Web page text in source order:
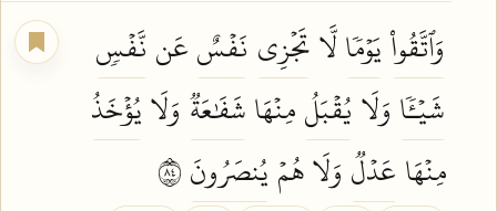
وَٱتَّقُواْ يَوۡمٗالَّاتَجۡزِي نَفۡسٌعَن نَّفۡسٖ
شَيۡـٔٗا وَلَا يُقۡبَلُمِنۡهَاشَفَٰعَةٞ وَلَايُؤۡخَذُ
مِنۡهَاعَدۡلٞ وَلَا هُمۡ يُنصَرُونَ